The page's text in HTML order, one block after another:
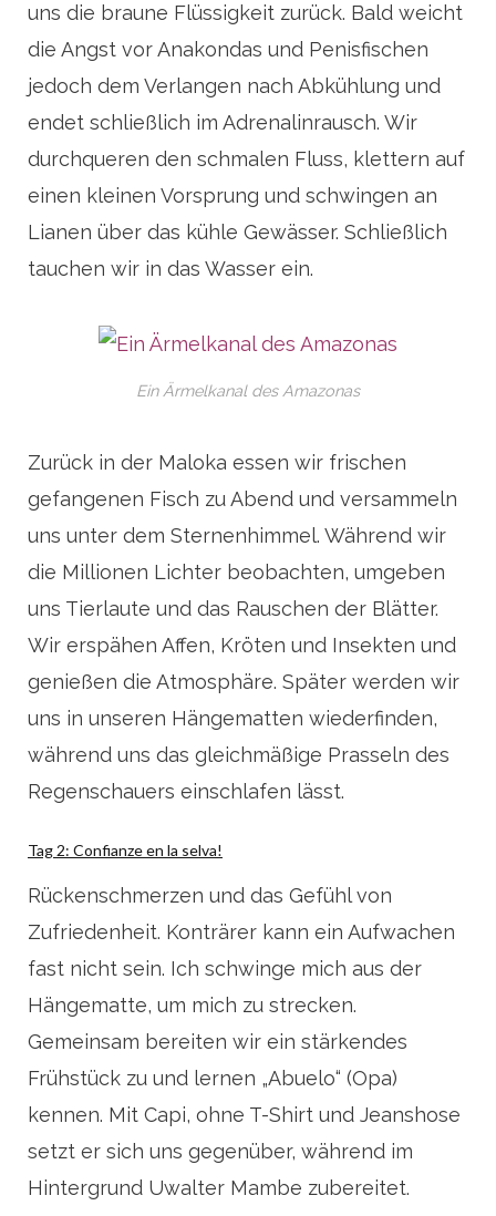
uns die braune Flüssigkeit zurück. Bald weicht
die Angst vor Anakondas und Penisfischen
jedoch dem Verlangen nach Abkühlung und
endet schließlich im Adrenalinrausch. Wir
durchqueren den schmalen Fluss, klettern auf
einen kleinen Vorsprung und schwingen an
Lianen über das kühle Gewässer. Schließlich
tauchen wir in das Wasser ein.
Ein Ärmelkanal des Amazonas
Zurück in der Maloka essen wir frischen
gefangenen Fisch zu Abend und versammeln
uns unter dem Sternenhimmel. Während wir
die Millionen Lichter beobachten, umgeben
uns Tierlaute und das Rauschen der Blätter.
Wir erspähen Affen, Kröten und Insekten und
genießen die Atmosphäre. Später werden wir
uns in unseren Hängematten wiederfinden,
während uns das gleichmäßige Prasseln des
Regenschauers einschlafen lässt.
Tag 2: Confianze en la selva!
Rückenschmerzen und das Gefühl von
Zufriedenheit. Konträrer kann ein Aufwachen
fast nicht sein. Ich schwinge mich aus der
Hängematte, um mich zu strecken.
Gemeinsam bereiten wir ein stärkendes
Frühstück zu und lernen „Abuelo“ (Opa)
kennen. Mit Capi, ohne T-Shirt und Jeanshose
setzt er sich uns gegenüber, während im
Hintergrund Uwalter Mambe zubereitet.